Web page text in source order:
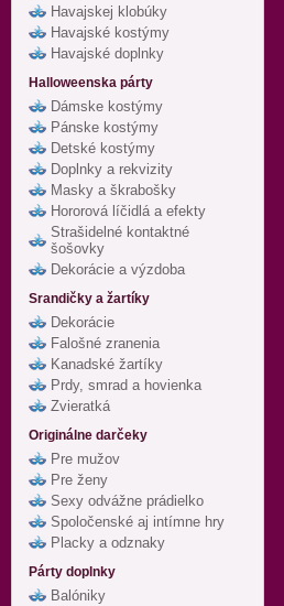
Havajskej klobúky
Havajské kostýmy
Havajské doplnky
Halloweenska párty
Dámske kostýmy
Pánske kostýmy
Detské kostýmy
Doplnky a rekvizity
Masky a škrabošky
Hororová líčidlá a efekty
Strašidelné kontaktné
šošovky
Dekorácie a výzdoba
Srandičky a žartíky
Dekorácie
Falošné zranenia
Kanadské žartíky
Prdy, smrad a hovienka
Zvieratká
Originálne darčeky
Pre mužov
Pre ženy
Sexy odvážne prádielko
Spoločenské aj intímne hry
Placky a odznaky
Párty doplnky
Balóniky